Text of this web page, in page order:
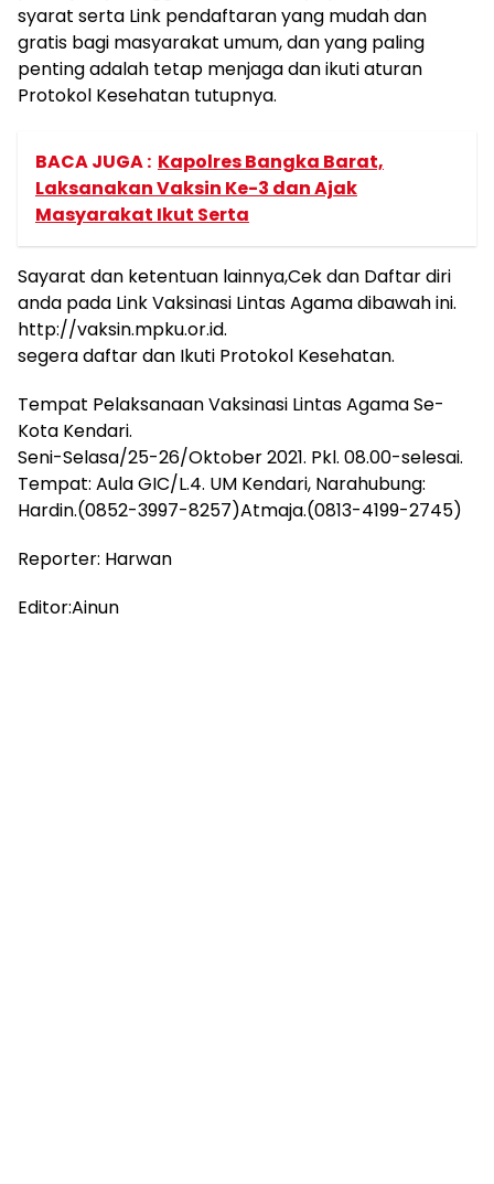
syarat serta Link pendaftaran yang mudah dan
gratis bagi masyarakat umum, dan yang paling
penting adalah tetap menjaga dan ikuti aturan
Protokol Kesehatan tutupnya.
BACA JUGA : Kapolres Bangka Barat,
Laksanakan Vaksin Ke-3 dan Ajak
Masyarakat Ikut Serta
Sayarat dan ketentuan lainnya,Cek dan Daftar diri
anda pada Link Vaksinasi Lintas Agama dibawah ini.
http://vaksin.mpku.or.id.
segera daftar dan Ikuti Protokol Kesehatan.
Tempat Pelaksanaan Vaksinasi Lintas Agama Se-
Kota Kendari.
Seni-Selasa/25-26/Oktober 2021. Pkl. 08.00-selesai.
Tempat: Aula GIC/L.4. UM Kendari, Narahubung:
Hardin.(0852-3997-8257)Atmaja.(0813-4199-2745)
Reporter: Harwan
Editor:Ainun